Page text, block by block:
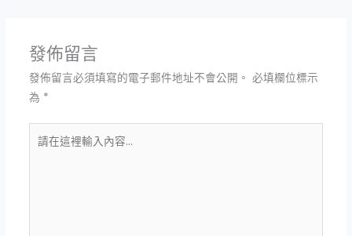
發佈留言
發佈留言必須填寫的電子郵件地址不會公開。 必填欄位標示
為 *